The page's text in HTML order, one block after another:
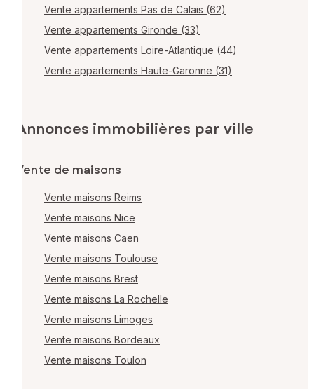
Vente appartements Pas de Calais (62)
Vente appartements Gironde (33)
Vente appartements Loire-Atlantique (44)
Vente appartements Haute-Garonne (31)
Annonces immobilières par ville
Vente de maisons
Vente maisons Reims
Vente maisons Nice
Vente maisons Caen
Vente maisons Toulouse
Vente maisons Brest
Vente maisons La Rochelle
Vente maisons Limoges
Vente maisons Bordeaux
Vente maisons Toulon